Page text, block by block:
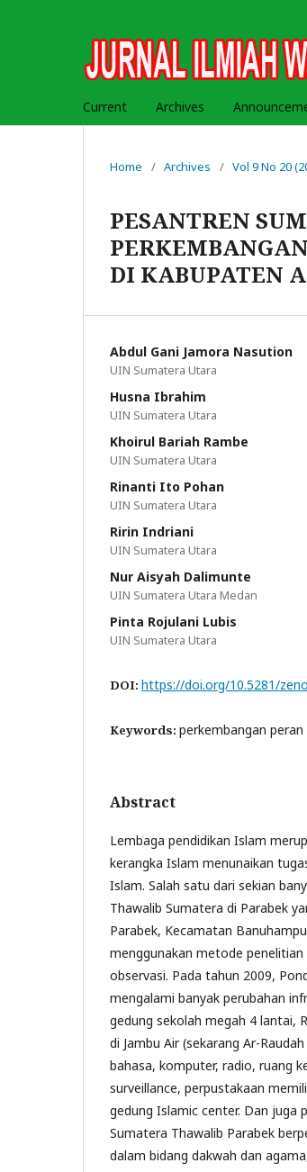
Current Archives
Home / Archives / Vol 9 No 20
PESANTREN
DI KABUPATEN
Abdul Gani Jamora Nasution
UIN Sumatera Utara
Husna Ibrahim
UIN Sumatera Utara
Khoirul Bariah Rambe
UIN Sumatera Utara
Rinanti Ito Pohan
UIN Sumatera Utara
Ririn Indriani
UIN Sumatera Utara
Nur Aisyah Dalimunte
UIN Sumatera Utara Medan
Pinta Rojulani Lubis
UIN Sumatera Utara
DOI: https://doi.org/10.5281/
Keywords: perkembangan
Abstract
Lembaga pendidikan Islam
kerangka Islam menunaikan
Islam. Salah satu dari sekian
Thawalib Sumatera di Parabek
Parabek, Kecamatan
menggunakan metode
observasi. Pada tahun 2009,
mengalami banyak perubahan
gedung sekolah megah 4 lantai,
di Jambu Air (sekarang Ar-
bahasa, komputer, radio, ruang
surveillance, perpustakaan
gedung Islamic center. Dan juga
Sumatera Thawalib Parabek
dalam bidang dakwah dan